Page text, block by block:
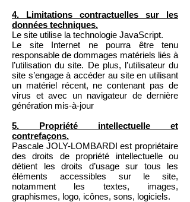
4. Limitations contractuelles sur les
données techniques.
Le site utilise la technologie JavaScript.
Le site Internet ne pourra être tenu
responsable de dommages matériels liés à
l’utilisation du site. De plus, l’utilisateur du
site s’engage à accéder au site en utilisant
un matériel récent, ne contenant pas de
virus et avec un navigateur de dernière
génération mis-à-jour
5. Propriété intellectuelle et
contrefaçons.
Pascale JOLY-LOMBARDI est propriétaire
des droits de propriété intellectuelle ou
détient les droits d’usage sur tous les
éléments accessibles sur le site,
notamment les textes, images,
graphismes, logo, icônes, sons, logiciels.